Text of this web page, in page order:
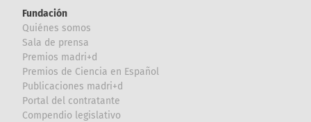
Fundación
Quiénes somos
Sala de prensa
Premios madri+d
Premios de Ciencia en Español
Publicaciones madri+d
Portal del contratante
Compendio legislativo